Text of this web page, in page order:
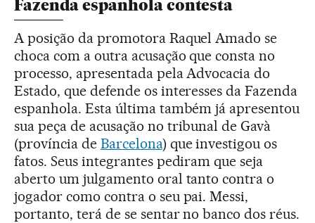
Fazenda espanhola contesta
A posição da promotora Raquel Amado se
choca com a outra acusação que consta no
processo, apresentada pela Advocacia do
Estado, que defende os interesses da Fazenda
espanhola. Esta última também já apresentou
sua peça de acusação no tribunal de Gavà
(província de Barcelona) que investigou os
fatos. Seus integrantes pediram que seja
aberto um julgamento oral tanto contra o
jogador como contra o seu pai. Messi,
portanto, terá de se sentar no banco dos réus.